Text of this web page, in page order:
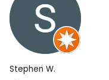
Stephen W.